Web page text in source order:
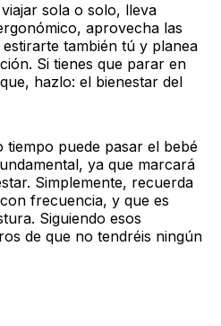
sola o solo, lleva
aprovecha las
también tú y planea
Si tienes que parar en
hazlo: el bienestar del
tiempo puede pasar el bebé
ya que marcará
Simplemente, recuerda
frecuencia, y que es
Siguiendo esos
de que no tendréis ningún